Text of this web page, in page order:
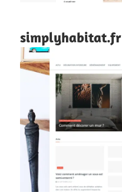
simplyhabitat.fr